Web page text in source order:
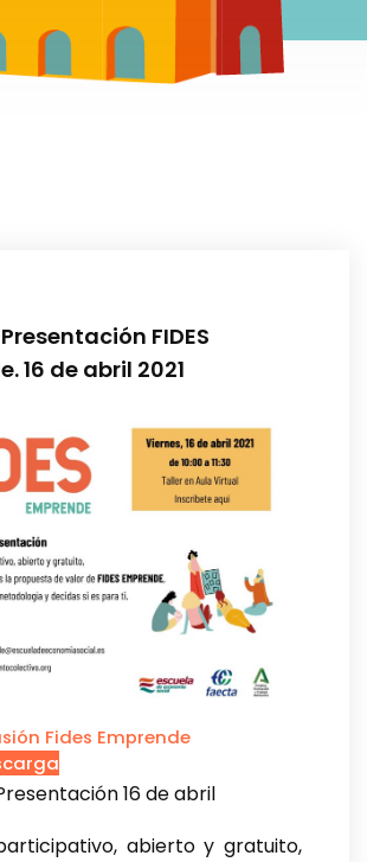
FIDES
16 de abril 2021
Fides Emprende
16 de abril
abierto y gratuito,